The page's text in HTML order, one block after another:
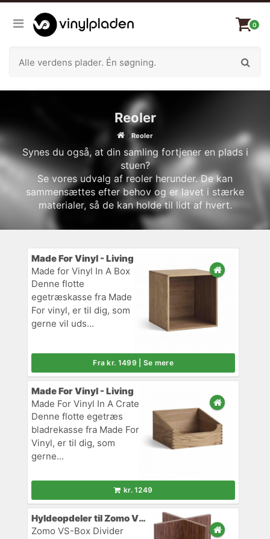
0
Reoler
Reoler
Synes du også, at din samling fortjener en plads i
stuen?
Se vores udvalg af reoler herunder. De kan
sammensættes efter behov og er lavet i stærke
materialer, så de kan holde til lidt af hvert.
Made For Vinyl - Living
Made for Vinyl In A Box
Denne flotte
egetræskasse fra Made
For vinyl, er til dig, som
gerne vil uds...
Fra kr. 1499 | Se mere
Made For Vinyl - Living
Made For Vinyl In A Crate
Denne flotte egetræs
bladrekasse fra Made For
Vinyl, er til dig, som
gerne...
kr. 1249
Hyldeopdeler til Zomo VS-serien
Zomo VS-Box Divider